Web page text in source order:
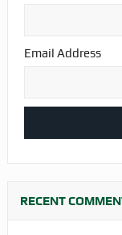
Email Address
RECENT